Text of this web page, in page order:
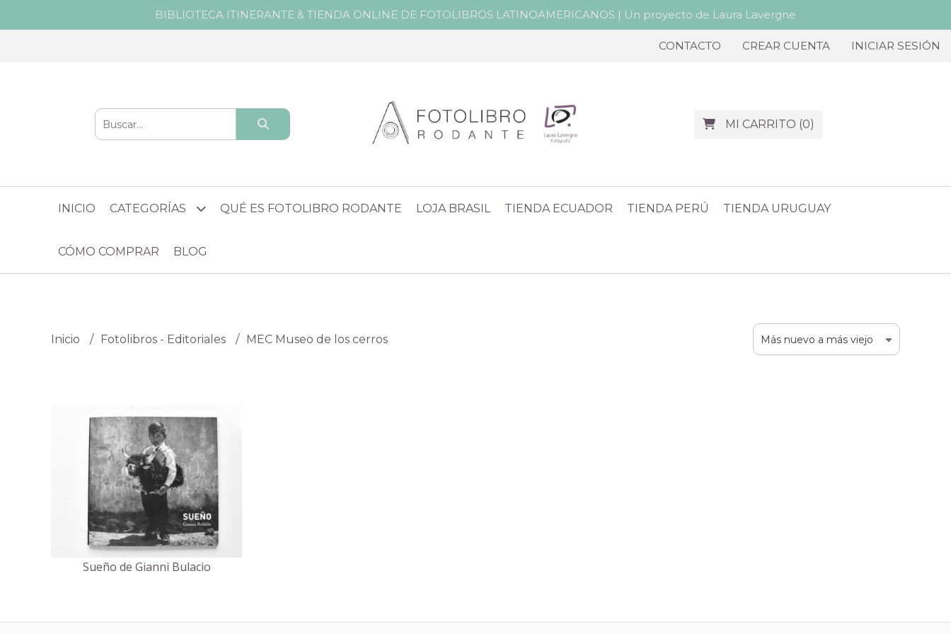
BIBLIOTECA ITINERANTE & TIENDA ONLINE DE FOTOLIBROS LATINOAMERICANOS | Un proyecto de Laura Lavergne
CONTACTO CREAR CUENTA INICIAR SESIÓN
MI CARRITO (0)
INICIO CATEGORÍAS QUÉ ES FOTOLIBRO RODANTE LOJA BRASIL TIENDA ECUADOR TIENDA PERÚ TIENDA URUGUAY
CÓMO COMPRAR BLOG
Inicio Fotolibros - Editoriales MEC Museo de los cerros
Sueño de Gianni Bulacio